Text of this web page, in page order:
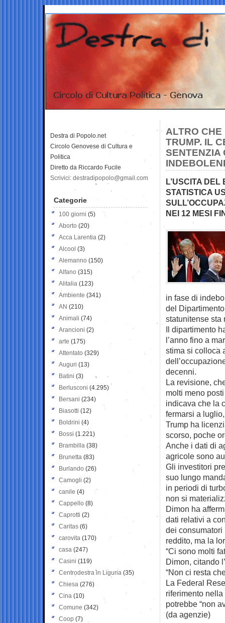
ALTRO CHE
TRUMP. IL
SENTENZIA
L’USCITA DEL
STATISTICA
NEI 12 MESI
in fase di
del
statunitense sta
Il dipartimento
l’anno fino a
stima si colloca
decenni.
La revisione,
molti meno
indicava che la
fermarsi a
Trump ha
scorso, poche
Anche i dati di
agricole sono
Gli investitori
suo lungo
in periodi di
non si
Dimon ha
dati relativi a
dei consumatori
reddito, ma la
“Ci sono molti
Dimon, citando
“Non ci resta
La Federal
riferimento
potrebbe “non
(da agenzie)
Destra di Popolo.net
Circolo Genovese di Cultura e
Politica
Diretto da Riccardo Fucile
Scrivici: destradipopolo@gmail.com
Categorie
100 giorni (5)
Aborto (20)
Acca Larentia (2)
Alcool (3)
Alemanno (150)
Alfano (315)
Alitalia (123)
Ambiente (341)
AN (210)
Animali (74)
Arancioni (2)
arte (175)
Attentato (329)
Auguri (13)
Batini (3)
Berlusconi (4.295)
Bersani (234)
Biasotti (12)
Boldrini (4)
Bossi (1.221)
Brambilla (38)
Brunetta (83)
Burlando (26)
Camogli (2)
canile (4)
Cappello (8)
Caprotti (2)
Caritas (6)
carovita (170)
casa (247)
Casini (119)
Centrodestra in Liguria (35)
Chiesa (276)
Cina (10)
Comune (342)
Coop (7)